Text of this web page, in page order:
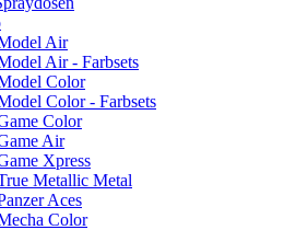
Air
Air - Farbsets
Color
Color - Farbsets
Color
Air
Xpress
Metallic Metal
Aces
Color